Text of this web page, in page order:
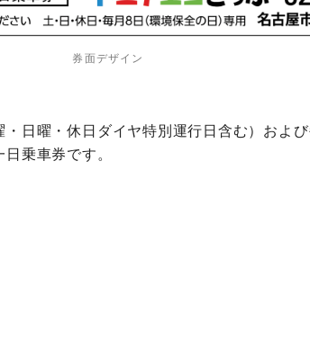
券面デザイン
日曜・休日ダイヤ特別運行日含む）およ
乗車券です。